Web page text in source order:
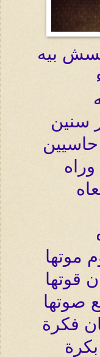
بيه
سنين
موتها
قوتها
صوتها
فكرة